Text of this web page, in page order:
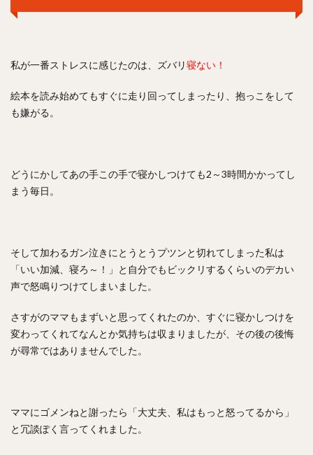
私が一番ストレスに感じたのは、ズバリ寝ない！
絵本を読み始めてもすぐに走り回ってしまったり、抱っこをして
も嫌がる。
どうにかしてあの手この手で寝かしつけても2～3時間かかってし
まう毎日。
そして加わるガン泣きにとうとうプツンと切れてしまった私は
「いい加減、寝ろ～！」と自分でもビックリするくらいのデカい
声で怒鳴りつけてしまいました。
さすがのママもまずいと思ってくれたのか、すぐに寝かしつけを
変わってくれてなんとか気持ちは収まりましたが、その後の後悔
が尋常ではありませんでした。
ママにゴメンねと謝ったら「大丈夫、私はもっと怒ってるから」
と冗談ぽく言ってくれました。